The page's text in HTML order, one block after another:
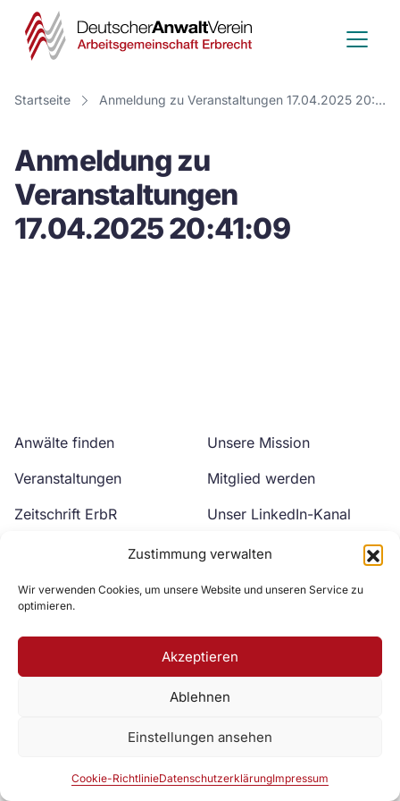
Zustimmung verwalten
Wir verwenden Cookies, um unsere Website und unseren Service zu
optimieren.
Akzeptieren
Ablehnen
Einstellungen ansehen
Cookie-RichtlinieDatenschutzerklärungImpressum
Deutscher
Anwalt
Verein
Startseite Anmeldung zu Veranstaltungen 17.04.2025 20:41:09
Anmeldung zu
Veranstaltungen
17.04.2025 20:41:09
Anwälte finden
Veranstaltungen
Zeitschrift ErbR
Unsere Mission
Mitglied werden
Unser LinkedIn-Kanal
Unser YouTube-Kanal
Zur DAV Webseite